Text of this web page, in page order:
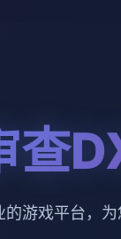
查
的游戏平台，